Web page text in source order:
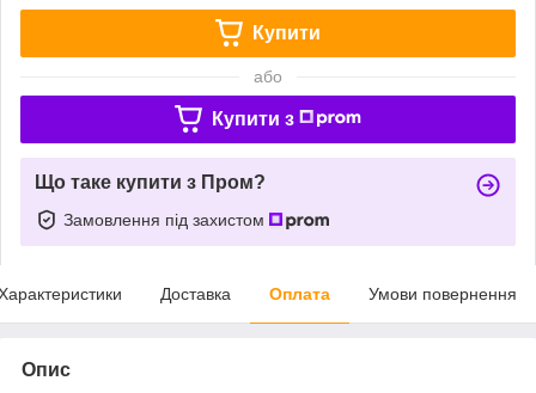
Купити
або
Купити з
Що таке купити з Пром?
Замовлення під захистом
Доставка Оплата Умови повернення
Опис